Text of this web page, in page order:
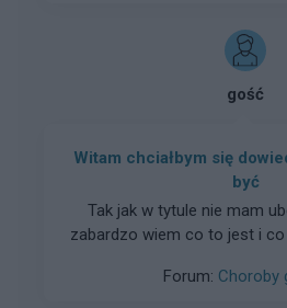
odcisnienie od zębów
są żółte zmiany. Mam
szybką odp
gość
Witam chciałbym się
być
Tak jak w tytule nie mam
zabardzo wiem co to jest i co
Forum: Choroby